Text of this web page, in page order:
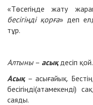
«Төсегіңде жату
бесігіңді қорға» деп
тұр.
Алтыны– асықдесіп қой.
Асық– асығайық.
бесігіңді(атамекенді)
саяды.